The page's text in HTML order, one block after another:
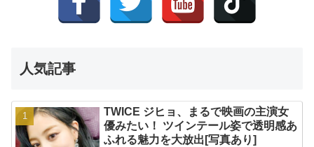
人気記事
TWICE ジヒョ、まるで映画の主演女
優みたい！ ツインテール姿で透明感あ
ふれる魅力を大放出[写真あり]